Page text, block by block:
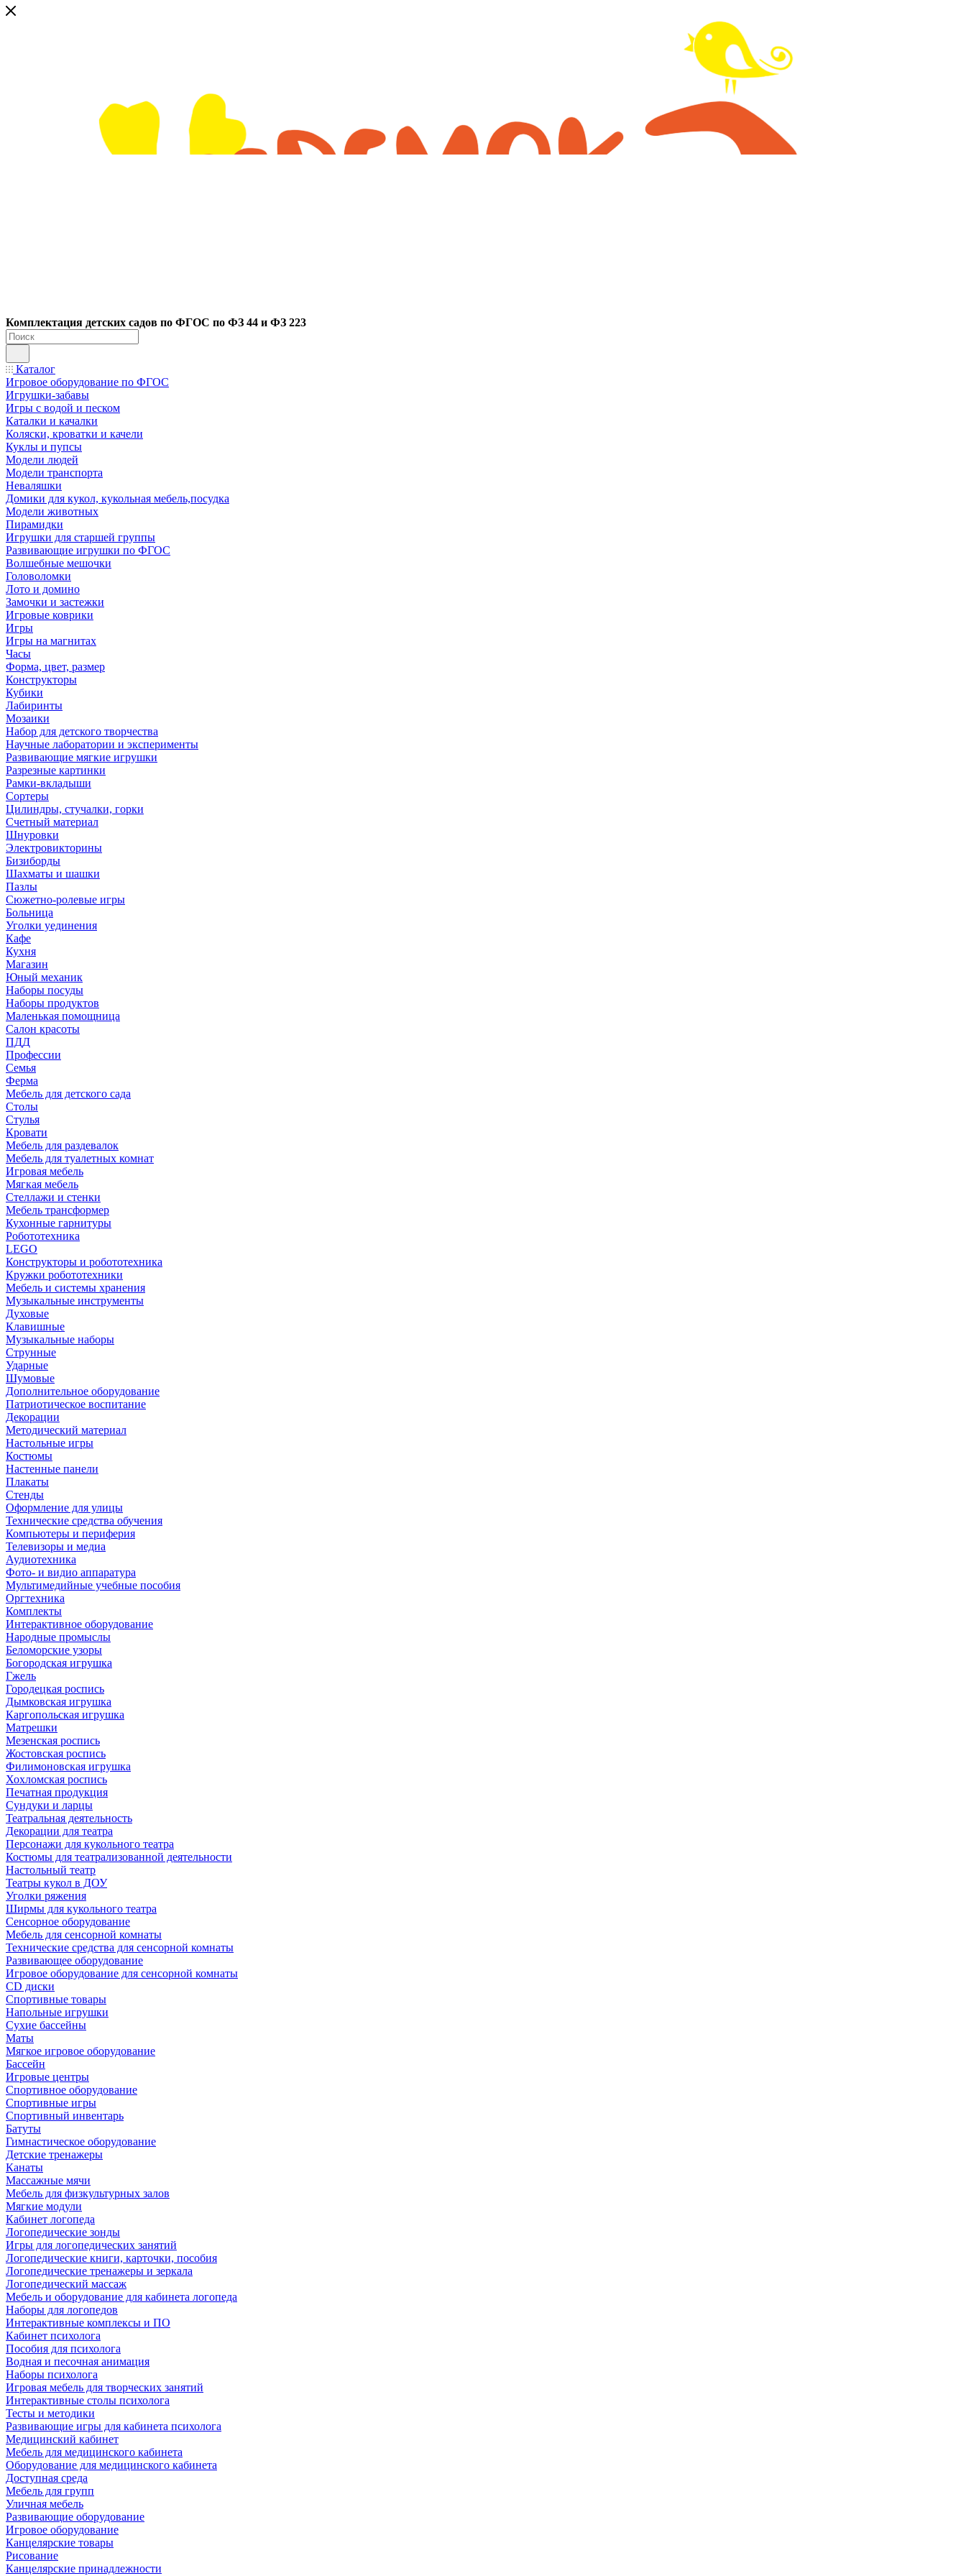
Комплектация детских садов по ФГОC по ФЗ 44 и ФЗ 223
Каталог
Игровое оборудование по ФГОС
Игрушки-забавы
Игры с водой и песком
Каталки и качалки
Коляски, кроватки и качели
Куклы и пупсы
Модели людей
Модели транспорта
Неваляшки
Домики для кукол, кукольная мебель,посудка
Модели животных
Пирамидки
Игрушки для старшей группы
Развивающие игрушки по ФГОС
Волшебные мешочки
Головоломки
Лото и домино
Замочки и застежки
Игровые коврики
Игры
Игры на магнитах
Часы
Форма, цвет, размер
Конструкторы
Кубики
Лабиринты
Мозаики
Набор для детского творчества
Научные лаборатории и эксперименты
Развивающие мягкие игрушки
Разрезные картинки
Рамки-вкладыши
Сортеры
Цилиндры, стучалки, горки
Счетный материал
Шнуровки
Электровикторины
Бизиборды
Шахматы и шашки
Пазлы
Сюжетно-ролевые игры
Больница
Уголки уединения
Кафе
Кухня
Магазин
Юный механик
Наборы посуды
Наборы продуктов
Маленькая помощница
Салон красоты
ПДД
Профессии
Семья
Ферма
Мебель для детского сада
Столы
Cтулья
Кровати
Мебель для раздевалок
Мебель для туалетных комнат
Игровая мебель
Мягкая мебель
Стеллажи и стенки
Мебель трансформер
Кухонные гарнитуры
Робототехника
LEGO
Конструкторы и робототехника
Кружки робототехники
Мебель и системы хранения
Музыкальные инструменты
Духовые
Клавишные
Музыкальные наборы
Струнные
Ударные
Шумовые
Дополнительное оборудование
Патриотическое воспитание
Декорации
Методический материал
Настольные игры
Костюмы
Настенные панели
Плакаты
Стенды
Оформление для улицы
Технические средства обучения
Компьютеры и периферия
Телевизоры и медиа
Аудиотехника
Фото- и видио аппаратура
Мультимедийные учебные пособия
Оргтехника
Комплекты
Интерактивное оборудование
Народные промыслы
Беломорские узоры
Богородская игрушка
Гжель
Городецкая роспись
Дымковская игрушка
Каргопольская игрушка
Матрешки
Мезенская роспись
Жостовская роспись
Филимоновская игрушка
Хохломская роспись
Печатная продукция
Сундуки и ларцы
Театральная деятельность
Декорации для театра
Персонажи для кукольного театра
Костюмы для театрализованной деятельности
Настольный театр
Театры кукол в ДОУ
Уголки ряжения
Ширмы для кукольного театра
Сенсорное оборудование
Мебель для сенсорной комнаты
Технические средства для сенсорной комнаты
Развивающее оборудование
Игровое оборудование для сенсорной комнаты
CD диски
Спортивные товары
Напольные игрушки
Сухие бассейны
Маты
Мягкое игровое оборудование
Бассейн
Игровые центры
Спортивное оборудование
Спортивные игры
Спортивный инвентарь
Батуты
Гимнастическое оборудование
Детские тренажеры
Канаты
Массажные мячи
Мебель для физкультурных залов
Мягкие модули
Кабинет логопеда
Логопедические зонды
Игры для логопедических занятий
Логопедические книги, карточки, пособия
Логопедические тренажеры и зеркала
Логопедический массаж
Мебель и оборудование для кабинета логопеда
Наборы для логопедов
Интерактивные комплексы и ПО
Кабинет психолога
Пособия для психолога
Водная и песочная анимация
Наборы психолога
Игровая мебель для творческих занятий
Интерактивные столы психолога
Тесты и методики
Развивающие игры для кабинета психолога
Медицинский кабинет
Мебель для медицинского кабинета
Оборудование для медицинского кабинета
Доступная среда
Мебель для групп
Уличная мебель
Развивающие оборудование
Игровое оборудование
Канцелярские товары
Рисование
Канцелярские принадлежности